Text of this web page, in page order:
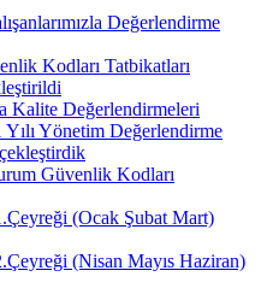
Değerlendirme
Kodları Tatbikatları
Kalite Değerlendirmeleri
Yılı Yönetim Değerlendirme
Güvenlik Kodları
(Ocak Şubat Mart)
(Nisan Mayıs Haziran)